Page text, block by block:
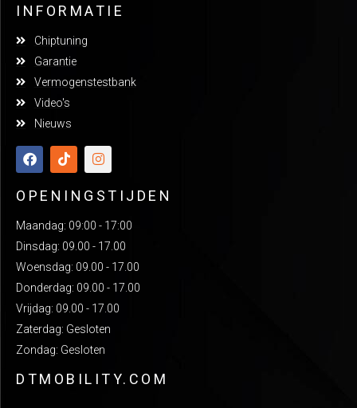
INFORMATIE
Chiptuning
Garantie
Vermogenstestbank
Video's
Nieuws
OPENINGSTIJDEN
Maandag: 09:00 - 17:00
Dinsdag: 09.00 - 17.00
Woensdag: 09.00 - 17.00
Donderdag: 09.00 - 17.00
Vrijdag: 09.00 - 17.00
Zaterdag: Gesloten
Zondag: Gesloten
DTMOBILITY.COM